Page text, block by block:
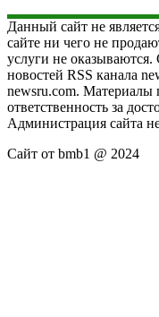
Данный сайт не
сайте ни чего не
услуги не оказываются.
новостей RSS канала
newsru.com. Материалы
ответственность за
Администрация сайта
Сайт от bmb1 @ 2024